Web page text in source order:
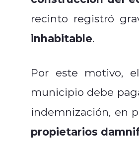
recinto registró
inhabitable.
Por este motivo,
municipio debe
indemnización, en
propietarios